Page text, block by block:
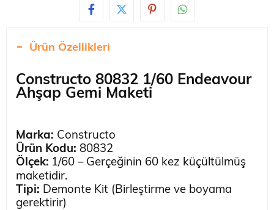
Ürün Özellikleri
Constructo 80832 1/60 Endeavour
Ahşap Gemi Maketi
Marka: Constructo
Ürün Kodu: 80832
Ölçek: 1/60 – Gerçeğinin 60 kez küçültülmüş
maketidir.
Tipi: Demonte Kit (Birleştirme ve boyama
gerektirir)